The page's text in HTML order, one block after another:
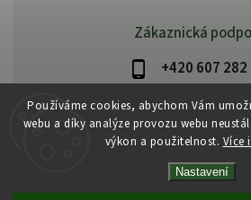
Používáme cookies, abychom Vám
webu a díky analýze provozu webu
výkon a použitelnost. Více
Nastavení
Zákaznická
+420 607 282
Beautysystem.cz